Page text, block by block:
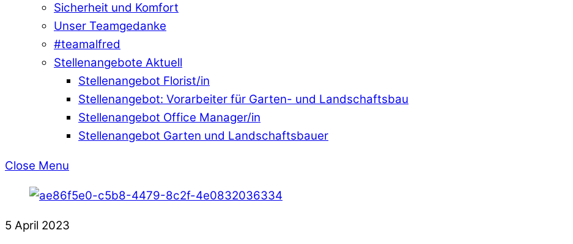
Sicherheit und Komfort
Unser Teamgedanke
#teamalfred
Stellenangebote Aktuell
Stellenangebot Florist/in
Stellenangebot: Vorarbeiter für Garten- und Landschaftsbau
Stellenangebot Office Manager/in
Stellenangebot Garten und Landschaftsbauer
Close Menu
5 April 2023